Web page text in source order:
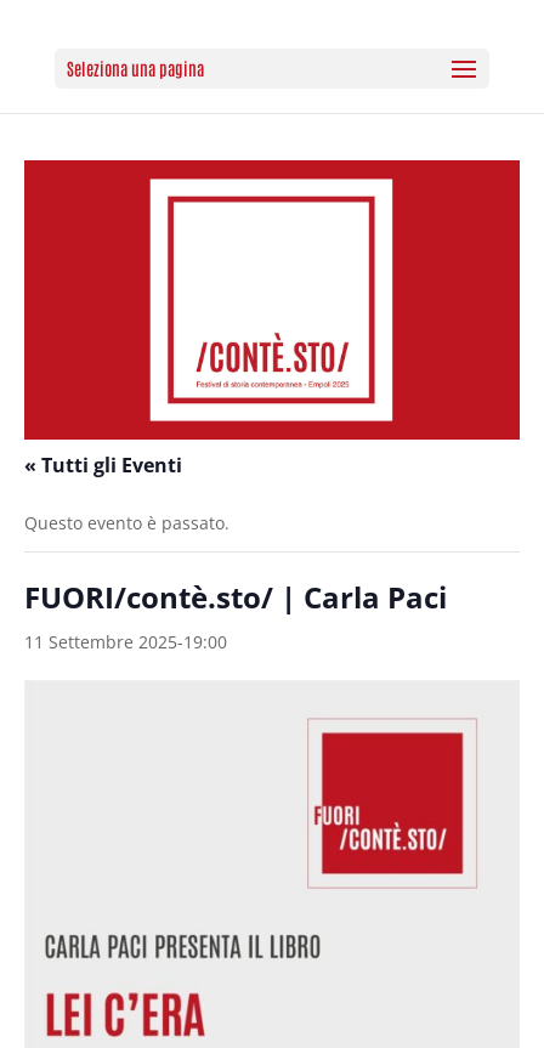
Seleziona una pagina
« Tutti gli Eventi
Questo evento è passato.
FUORI/contè.sto/ | Carla Paci
11 Settembre 2025-19:00